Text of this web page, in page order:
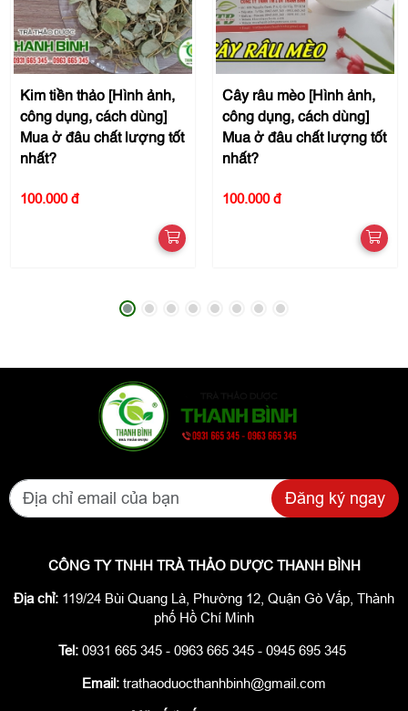
Kim tiền thảo [Hình ảnh,
công dụng, cách dùng]
Mua ở đâu chất lượng tốt
nhất?
100.000 đ
Cây râu mèo [Hình ảnh,
công dụng, cách dùng]
Mua ở đâu chất lượng tốt
nhất?
100.000 đ
Đăng ký ngay
CÔNG TY TNHH TRÀ THẢO DƯỢC THANH BÌNH
Địa chỉ: 119/24 Bùi Quang Là, Phường 12, Quận Gò Vấp, Thành
phố Hồ Chí Minh
Tel: 0931 665 345 - 0963 665 345 - 0945 695 345
Email: trathaoduocthanhbinh@gmail.com